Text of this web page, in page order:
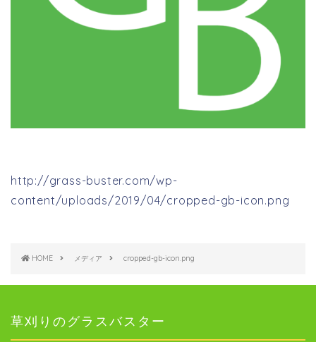
http://grass-buster.com/wp-
content/uploads/2019/04/cropped-gb-icon.png
HOME メディア cropped-gb-icon.png
草刈りのグラスバスター